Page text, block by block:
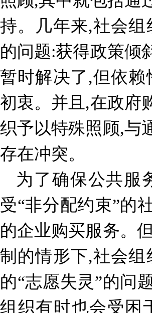
持。几年来,社会
的问题:获得政策倾
暂时解决了,但依
初衷。并且,在政府
织予以特殊照顾,与
存在冲突。
为了确保公共服
受“非分配约束”的
的企业购买服务。
制的情形下,社会
的“志愿失灵”的问
组织有时也会受困